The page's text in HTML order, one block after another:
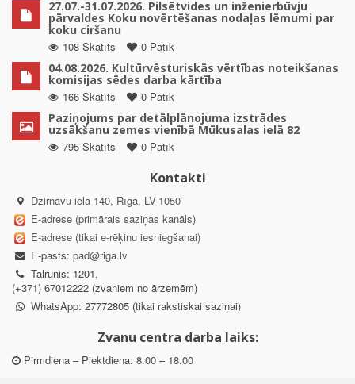
27.07.-31.07.2026. Pilsētvides un inženierbūvju
pārvaldes Koku novērtēšanas nodaļas lēmumi par
koku ciršanu
108 Skatīts
0 Patīk
04.08.2026. Kultūrvēsturiskās vērtības noteikšanas
komisijas sēdes darba kārtība
166 Skatīts
0 Patīk
Paziņojums par detālplānojuma izstrādes
uzsākšanu zemes vienībā Mūkusalas ielā 82
795 Skatīts
0 Patīk
Kontakti
Dzirnavu iela 140, Rīga, LV-1050
E-adrese (primārais saziņas kanāls)
E-adrese (tikai e-rēķinu iesniegšanai)
E-pasts: pad@riga.lv
Tālrunis: 1201,
(+371) 67012222 (zvaniem no ārzemēm)
WhatsApp: 27772805 (tikai rakstiskai saziņai)
Zvanu centra darba laiks:
Pirmdiena – Piektdiena: 8.00 – 18.00